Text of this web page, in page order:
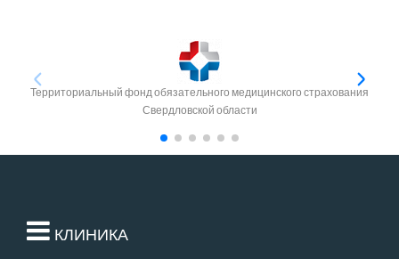
Территориальный фонд обязательного медицинского страхования
Свердловской области
КЛИНИКА